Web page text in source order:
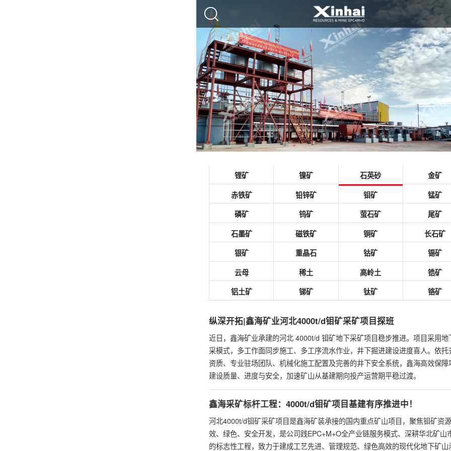
锂矿 镍矿 石英砂
金矿
赤铁矿
铅锌矿 钼矿
锰矿
磷矿
钨矿 萤石矿
尾矿
石墨矿
磁铁矿 铜矿
长石矿
银矿
重晶石 钴矿
锡矿
云母
稀土 高岭土
锆矿
铝土矿
锑矿 钛矿 铬矿
纵深开拓|鑫海矿业河北4000t/d钼矿采矿项目探班
近日，鑫海矿业承建的河北 4000t/d 钼矿地下采矿项目稳步推进。项目采用地
采模式，多工作面同步施工、多工序流水作业，井下掘进建设进度喜人。依托
资质、专业驻场团队、机械化施工配置及完善的井下安全系统，鑫海高效保障
建设质量、进度与安全，加速矿山从基建期向投产运营期平稳过渡。
鑫海采矿标杆工程：4000t/d钼矿项目基建有序推进中！
河北4000t/d钼矿采矿项目是鑫海矿装承接的国内重点矿山项目，聚焦钼矿资
效、绿色、安全开发，是公司践EPC+M+O全产业链服务模式、深耕华北矿山
的标志性工程，致力于建成工艺先进、管理规范、绿色高效的现代化地下矿山